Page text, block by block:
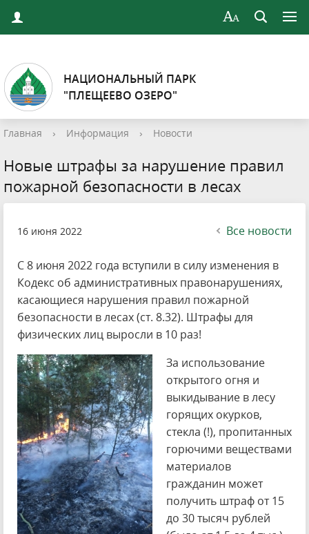
НАЦИОНАЛЬНЫЙ ПАРК
"ПЛЕЩЕЕВО ОЗЕРО"
Главная › Информация › Новости
Новые штрафы за нарушение правил
пожарной безопасности в лесах
16 июня 2022 Все новости
С 8 июня 2022 года вступили в силу изменения в
Кодекс об административных правонарушениях,
касающиеся нарушения правил пожарной
безопасности в лесах (ст. 8.32). Штрафы для
физических лиц выросли в 10 раз!
За использование
открытого огня и
выкидывание в лесу
горящих окурков,
стекла (!), пропитанных
горючими веществами
материалов
гражданин может
получить штраф от 15
до 30 тысяч рублей